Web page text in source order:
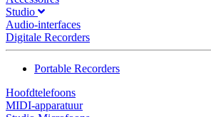
Studio
Audio-interfaces
Digitale Recorders
Portable Recorders
Hoofdtelefoons
MIDI-apparatuur